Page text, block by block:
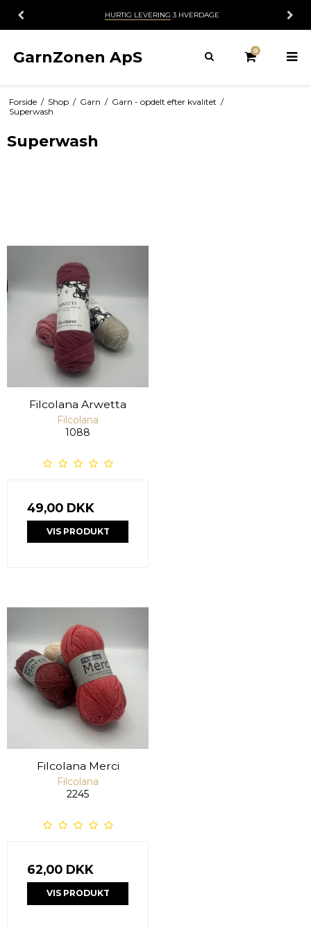
HURTIG LEVERING 3 HVERDAGE
GarnZonen ApS 0
Forside / Shop / Garn / Garn - opdelt efter kvalitet /
Superwash
Superwash
Filcolana Arwetta
Filcolana
1088
49,00 DKK
VIS PRODUKT
Filcolana Merci
Filcolana
2245
62,00 DKK
VIS PRODUKT